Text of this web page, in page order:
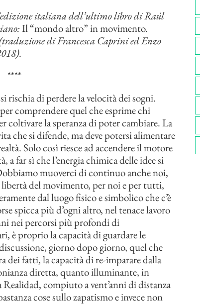
italiana dell’ultimo libro di Raúl
Il “mondo altro” in movimento.
di Francesca Caprini ed Enzo
.
****
rischia di perdere la velocità dei sogni.
comprendere quel che esprime chi
coltivare la speranza di poter cambiare. La
che si difende, ma deve potersi alimentare
Solo così riesce ad accendere il motore
far sì che l’energia chimica delle idee si
muoverci di continuo anche noi,
del movimento, per noi e per tutti,
dal luogo fisico e simbolico che c’è
spicca più d’ogni altro, nel tenace lavoro
nei percorsi più profondi di
è proprio la capacità di guardare le
giorno dopo giorno, quel che
dei fatti, la capacità di re-imparare dalla
diretta, quanto illuminante, in
Realidad, compiuto a vent’anni di distanza
cose sullo zapatismo e invece non